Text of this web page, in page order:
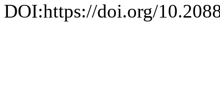
DOI:https://doi.org/